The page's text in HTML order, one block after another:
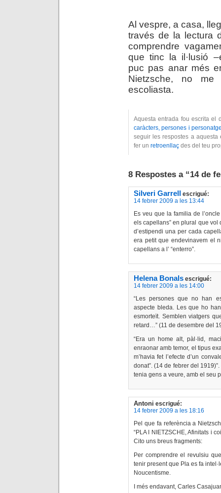
Al vespre, a casa,
través de la lectura
comprendre
que tinc la il·lusió
puc pas anar més
Nietzsche, no
escoliasta.
Aquesta entrada fou escrita el
caràcters, persones i
seguir les respostes a
fer un retroenllaç des del teu
8 Respostes a “14 de
Silveri Garrell
escrigué:
14 febrer 2009 a les 13:44
Es veu que la familia de
els capellans” en plural que vol
d’estipendi una per cada
era petit que endevinavem el
capellans a l’ “enterro”.
Helena Bonals escrigué:
14 febrer 2009 a les 14:00
“Les persones que no han
aspecte bleda. Les que ho
esmorteït. Semblen viatgers
retard…” (11 de desembre del
“Era un home alt, pàl·lid,
enraonar amb temor, el tipus
m’havia fet l’efecte d’un
donat”. (14 de febrer del
tenia gens a veure, amb el seu
Antoni escrigué:
14 febrer 2009 a les 18:16
Pel que fa referència a
“PLA I NIETZSCHE, Afinitats i
Cito uns breus fragments:
Per comprendre el revulsiu
tenir present que Pla es fa
Noucentisme.
I més endavant, Carles